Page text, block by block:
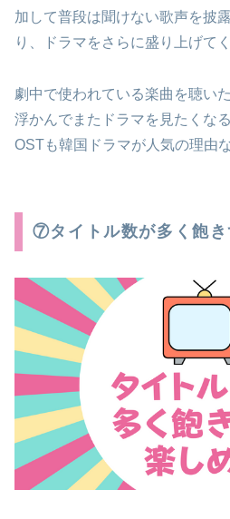
加して普段は聞けない歌声を披
り、ドラマをさらに盛り上げてく
劇中で使われている楽曲を聴い
浮かんでまたドラマを見たくな
OSTも韓国ドラマが人気の理由
⑦タイトル数が多く飽き